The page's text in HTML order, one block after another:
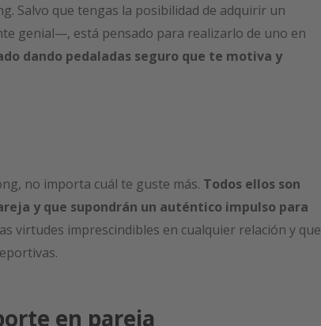
Salvo que tengas la posibilidad de adquirir un
genial—, está pensado para realizarlo de uno en
dando pedaladas seguro que te motiva y
no importa cuál te guste más. Todos ellos son
y que supondrán un auténtico impulso para
virtudes imprescindibles en cualquier relación y que
en pareja